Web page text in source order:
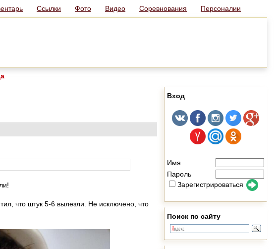
Ссылки Фото Видео Соревнования Персоналии
что штук 5-6 вылезли. Не исключено, что
Вход
Имя
Пароль
Зарегистрироваться
Поиск по сайту